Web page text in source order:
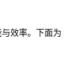
效率。下面为